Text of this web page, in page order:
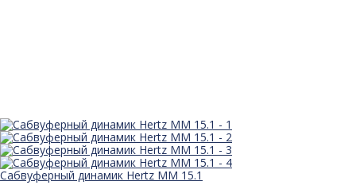
Сабвуферный динамик Hertz MM 15.1